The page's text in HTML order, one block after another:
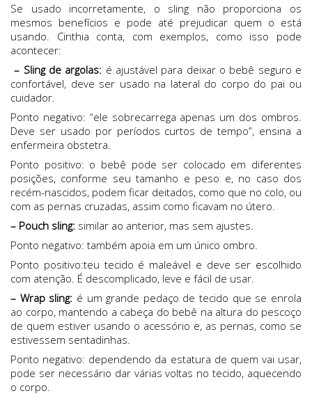
Se usado incorretamente, o sling não proporciona os
mesmos benefícios e pode até prejudicar quem o está
usando. Cinthia conta, com exemplos, como isso pode
acontecer:
– Sling de argolas: é ajustável para deixar o bebê seguro e
confortável, deve ser usado na lateral do corpo do pai ou
cuidador.
Ponto negativo: “ele sobrecarrega apenas um dos ombros.
Deve ser usado por períodos curtos de tempo”, ensina a
enfermeira obstetra.
Ponto positivo: o bebê pode ser colocado em diferentes
posições, conforme seu tamanho e peso e, no caso dos
recém-nascidos, podem ficar deitados, como que no colo, ou
com as pernas cruzadas, assim como ficavam no útero.
– Pouch sling: similar ao anterior, mas sem ajustes.
Ponto negativo: também apoia em um único ombro.
Ponto positivo:teu tecido é maleável e deve ser escolhido
com atenção. É descomplicado, leve e fácil de usar.
– Wrap sling: é um grande pedaço de tecido que se enrola
ao corpo, mantendo a cabeça do bebê na altura do pescoço
de quem estiver usando o acessório e, as pernas, como se
estivessem sentadinhas.
Ponto negativo: dependendo da estatura de quem vai usar,
pode ser necessário dar várias voltas no tecido, aquecendo
o corpo.